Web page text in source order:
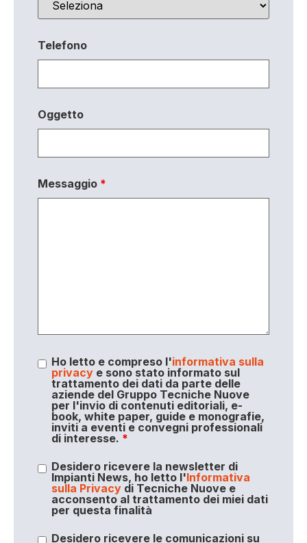
Telefono
Oggetto
Messaggio *
Ho letto e compreso l'informativa sulla
privacye sono stato informato sul
trattamento dei dati da parte delle
aziende del Gruppo Tecniche Nuove
per l'invio di contenuti editoriali, e-
book, white paper, guide e monografie,
inviti a eventi e convegni professionali
di interesse. *
Desidero ricevere la newsletter di
Impianti News, ho letto l'Informativa
sulla Privacydi Tecniche Nuove e
acconsento al trattamento dei miei dati
per questa finalità
Desidero ricevere le comunicazioni su